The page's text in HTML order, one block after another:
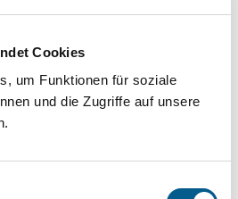
Cookies
um Funktionen für soziale
und die Zugriffe auf unsere
und
recherchieren. Bei der
und Kleinschreibung
Ergebnisse
Wahl von Bereichen oder